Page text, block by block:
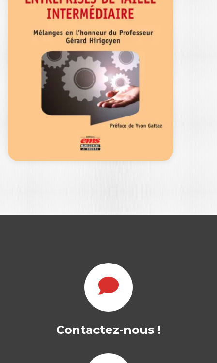
VARIATIONS
AUTOUR DES PME
ET ENTREPRISES…
PASCAL BARNETO|ÉRIC LAMARQUE
L’oeuvre académique du Professeur
Contactez-nous !